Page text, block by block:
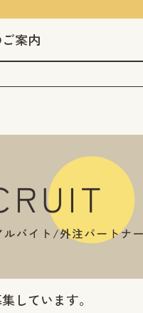
案内
しています。